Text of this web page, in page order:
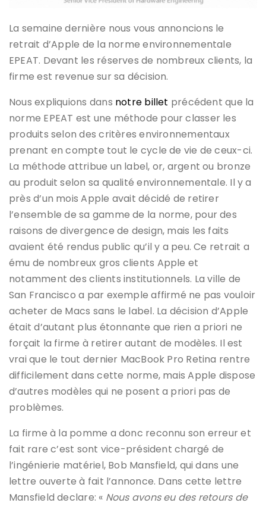
La semaine dernière nous vous annoncions le
retrait d’Apple de la norme environnementale
EPEAT. Devant les réserves de nombreux clients, la
firme est revenue sur sa décision.
Nous expliquions dans notre billet précédent que la
norme EPEAT est une méthode pour classer les
produits selon des critères environnementaux
prenant en compte tout le cycle de vie de ceux-ci.
La méthode attribue un label, or, argent ou bronze
au produit selon sa qualité environnementale. Il y a
près d’un mois Apple avait décidé de retirer
l’ensemble de sa gamme de la norme, pour des
raisons de divergence de design, mais les faits
avaient été rendus public qu’il y a peu. Ce retrait a
ému de nombreux gros clients Apple et
notamment des clients institutionnels. La ville de
San Francisco a par exemple affirmé ne pas vouloir
acheter de Macs sans le label. La décision d’Apple
était d’autant plus étonnante que rien a priori ne
forçait la firme à retirer autant de modèles. Il est
vrai que le tout dernier MacBook Pro Retina rentre
difficilement dans cette norme, mais Apple dispose
d’autres modèles qui ne posent a priori pas de
problèmes.
La firme à la pomme a donc reconnu son erreur et
fait rare c’est sont vice-président chargé de
l’ingénierie matériel, Bob Mansfield, qui dans une
lettre ouverte à fait l’annonce. Dans cette lettre
Mansfield declare: « Nous avons eu des retours de